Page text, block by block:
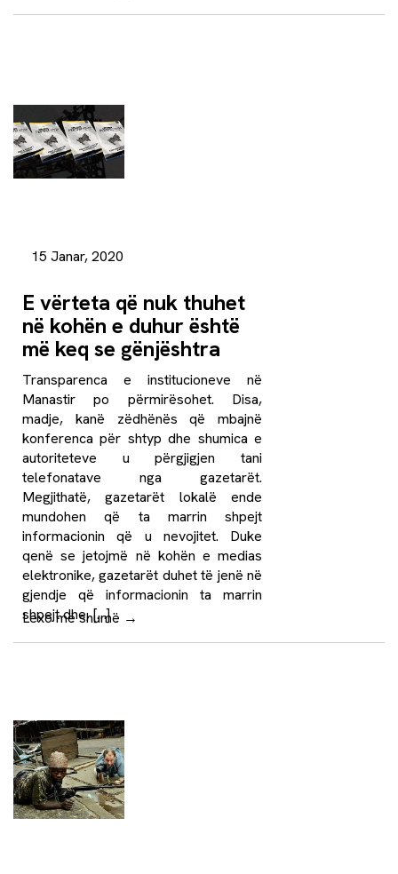
15 Janar, 2020
E vërteta që nuk thuhet
në kohën e duhur është
më keq se gënjështra
Transparenca e institucioneve në
Manastir po përmirësohet. Disa,
madje, kanë zëdhënës që mbajnë
konferenca për shtyp dhe shumica e
autoriteteve u përgjigjen tani
telefonatave nga gazetarët.
Megjithatë, gazetarët lokalë ende
mundohen që ta marrin shpejt
informacionin që u nevojitet. Duke
qenë se jetojmë në kohën e medias
elektronike, gazetarët duhet të jenë në
gjendje që informacionin ta marrin
shpejt dhe, […]
Lexo më shumë →